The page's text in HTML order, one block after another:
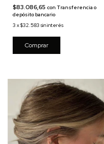
$83.086,65 con Transferencia o
depósito bancario
3 x$32.583 sin interés